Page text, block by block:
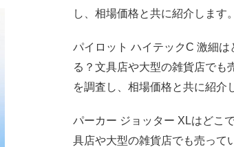
し、相場価格と共に紹介します。
パイロット ハイテックC 激細は
る？文具店や大型の雑貨店でも
を調査し、相場価格と共に紹介
パーカー ジョッター XLはどこ
具店や大型の雑貨店でも売って